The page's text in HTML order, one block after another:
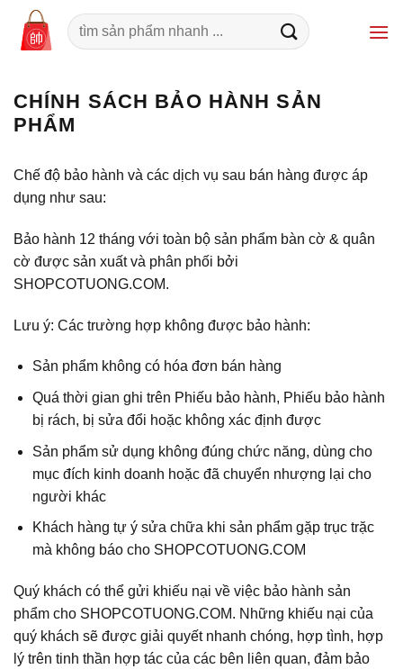
qua
Tìm
kiếm:
CHÍNH SÁCH BẢO HÀNH SẢN
PHẨM
Chế độ bảo hành và các dịch vụ sau bán hàng được áp
dụng như sau:
Bảo hành 12 tháng với toàn bộ sản phẩm bàn cờ & quân
cờ được sản xuất và phân phối bởi
SHOPCOTUONG.COM.
Lưu ý: Các trường hợp không được bảo hành:
Sản phẩm không có hóa đơn bán hàng
Quá thời gian ghi trên Phiếu bảo hành, Phiếu bảo hành
bị rách, bị sửa đổi hoặc không xác định được
Sản phẩm sử dụng không đúng chức năng, dùng cho
mục đích kinh doanh hoặc đã chuyển nhượng lại cho
người khác
Khách hàng tự ý sửa chữa khi sản phẩm gặp trục trặc
mà không báo cho SHOPCOTUONG.COM
Quý khách có thể gửi khiếu nại về việc bảo hành sản
phẩm cho SHOPCOTUONG.COM. Những khiếu nại của
quý khách sẽ được giải quyết nhanh chóng, hợp tình, hợp
lý trên tinh thần hợp tác của các bên liên quan, đảm bảo